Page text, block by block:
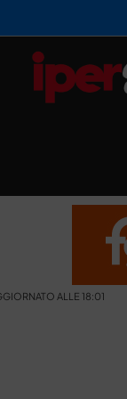
ALLE 18:01